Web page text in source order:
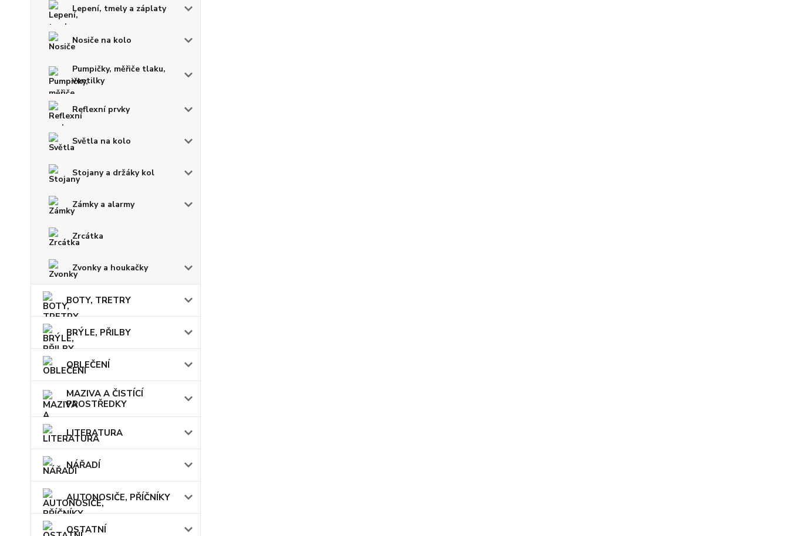
Lepení, tmely a záplaty
Nosiče na kolo
Pumpičky, měřiče tlaku,
ventilky
Reflexní prvky
Světla na kolo
Stojany a držáky kol
Zámky a alarmy
Zrcátka
Zvonky a houkačky
BOTY, TRETRY
BRÝLE, PŘILBY
OBLEČENÍ
MAZIVA A ČISTÍCÍ
PROSTŘEDKY
LITERATURA
NÁŘADÍ
AUTONOSIČE, PŘÍČNÍKY
OSTATNÍ